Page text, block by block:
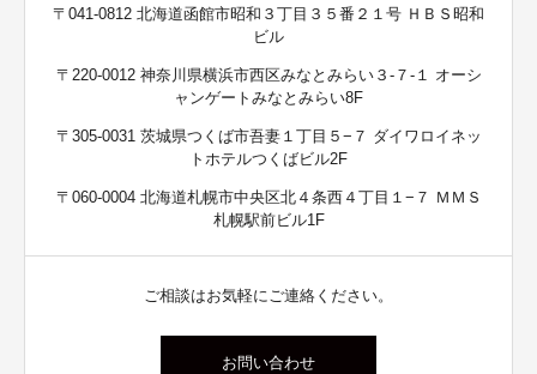
〒041-0812 北海道函館市昭和３丁目３５番２１号 ＨＢＳ昭和
ビル
〒220-0012 神奈川県横浜市西区みなとみらい３-７-１ オーシ
ャンゲートみなとみらい8F
〒305-0031 茨城県つくば市吾妻１丁目５−７ ダイワロイネッ
トホテルつくばビル2F
〒060-0004 北海道札幌市中央区北４条西４丁目１−７ ＭＭＳ
札幌駅前ビル1F
ご相談はお気軽にご連絡ください。
お問い合わせ